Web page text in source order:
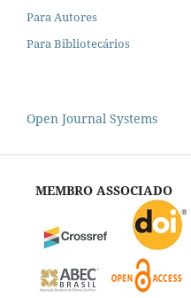
Para Autores
Para Bibliotecários
Open Journal Systems
MEMBRO ASSOCIADO